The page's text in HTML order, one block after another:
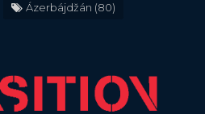
Ázerbájdžán (80)